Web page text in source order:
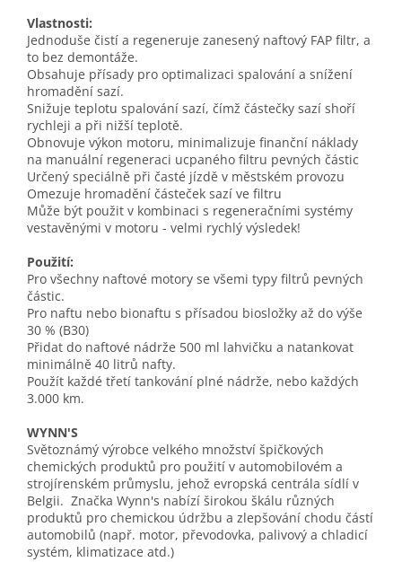
Vlastnosti:
Jednoduše čistí a regeneruje zanesený naftový FAP filtr, a
to bez demontáže.
Obsahuje přísady pro optimalizaci spalování a snížení
hromadění sazí.
Snižuje teplotu spalování sazí, čímž částečky sazí shoří
rychleji a při nižší teplotě.
Obnovuje výkon motoru, minimalizuje finanční náklady
na manuální regeneraci ucpaného filtru pevných částic
Určený speciálně při časté jízdě v městském provozu
Omezuje hromadění částeček sazí ve filtru
Může být použit v kombinaci s regeneračními systémy
vestavěnými v motoru - velmi rychlý výsledek!
Použití:
Pro všechny naftové motory se všemi typy filtrů pevných
částic.
Pro naftu nebo bionaftu s přísadou biosložky až do výše
30 % (B30)
Přidat do naftové nádrže 500 ml lahvičku a natankovat
minimálně 40 litrů nafty.
Použít každé třetí tankování plné nádrže, nebo každých
3.000 km.
WYNN'S
Světoznámý výrobce velkého množství špičkových
chemických produktů pro použití v automobilovém a
strojírenském průmyslu, jehož evropská centrála sídlí v
Belgii. Značka Wynn's nabízí širokou škálu různých
produktů pro chemickou údržbu a zlepšování chodu částí
automobilů (např. motor, převodovka, palivový a chladicí
systém, klimatizace atd.)